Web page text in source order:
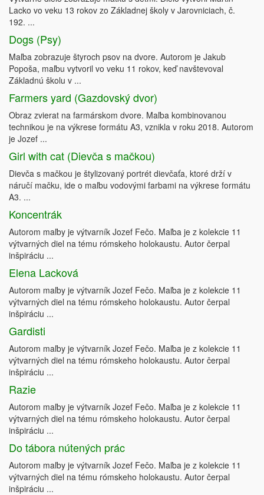
Lacko vo veku 13 rokov zo Základnej školy v Jarovniciach, č.
192. ...
Dogs (Psy)
Maľba zobrazuje štyroch psov na dvore. Autorom je Jakub
Popoša, maľbu vytvoril vo veku 11 rokov, keď navštevoval
Základnú školu v ...
Farmers yard (Gazdovský dvor)
Obraz zvierat na farmárskom dvore. Maľba kombinovanou
technikou je na výkrese formátu A3, vznikla v roku 2018. Autorom
je Jozef ...
Girl with cat (Dievča s mačkou)
Dievča s mačkou je štylizovaný portrét dievčaťa, ktoré drží v
náručí mačku, ide o maľbu vodovými farbami na výkrese formátu
A3. ...
Koncentrák
Autorom maľby je výtvarník Jozef Fečo. Maľba je z kolekcie 11
výtvarných diel na tému rómskeho holokaustu. Autor čerpal
inšpiráciu ...
Elena Lacková
Autorom maľby je výtvarník Jozef Fečo. Maľba je z kolekcie 11
výtvarných diel na tému rómskeho holokaustu. Autor čerpal
inšpiráciu ...
Gardisti
Autorom maľby je výtvarník Jozef Fečo. Maľba je z kolekcie 11
výtvarných diel na tému rómskeho holokaustu. Autor čerpal
inšpiráciu ...
Razie
Autorom maľby je výtvarník Jozef Fečo. Maľba je z kolekcie 11
výtvarných diel na tému rómskeho holokaustu. Autor čerpal
inšpiráciu ...
Do tábora nútených prác
Autorom maľby je výtvarník Jozef Fečo. Maľba je z kolekcie 11
výtvarných diel na tému rómskeho holokaustu. Autor čerpal
inšpiráciu ...